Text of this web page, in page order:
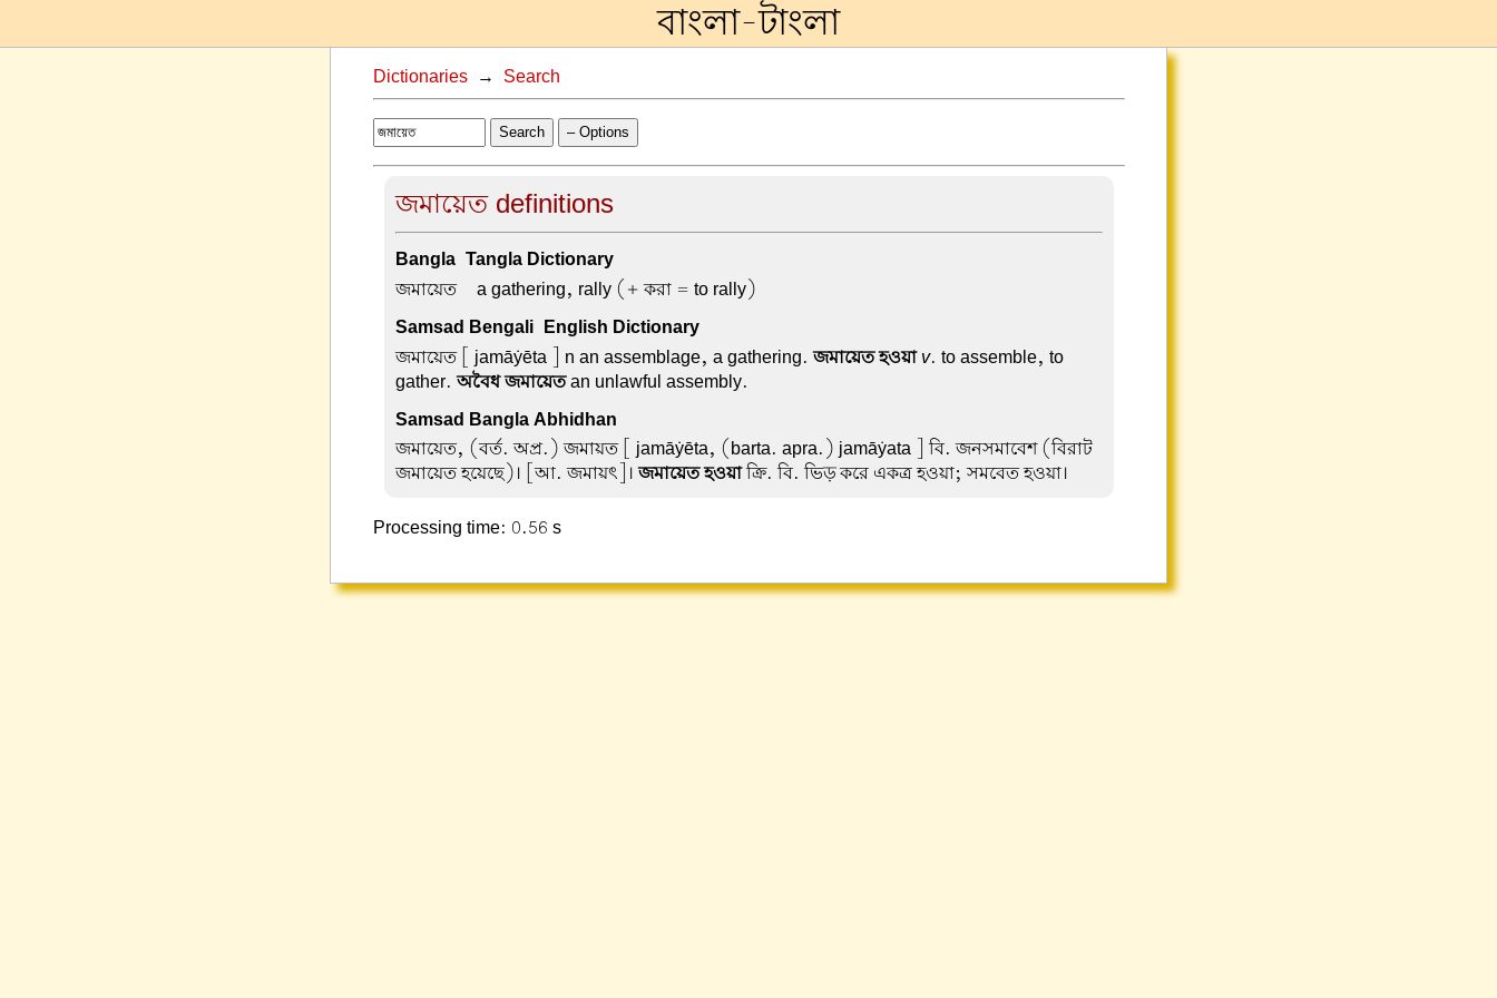
বাংলা-টাংলা
Dictionaries→ Search
Search – Options
জমায়েত definitions
Bangla-Tangla Dictionary
জমায়েত – a gathering, rally (+ করা = to rally)
Samsad Bengali-English Dictionary
জমায়েত[ jamāẏēta ] n an assemblage, a gathering.জমায়েত হওয়া v. to assemble, to
gather.অবৈধ জমায়েতan unlawful assembly.
Samsad Bangla Abhidhan
জমায়েত, (বর্ত. অপ্র.) জমায়ত[ jamāẏēta, (barta. apra.) jamāẏata ] বি. জনসমাবেশ (বিরাট
জমায়েত হয়েছে)। [আ. জমায়ৎ]।জমায়েত হওয়াক্রি. বি. ভিড় করে একত্র হওয়া; সমবেত হওয়া।
Processing time: 0.56 s